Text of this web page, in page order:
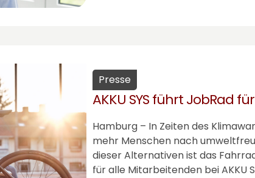
Presse
AKKU SYSführt JobRad
Hamburg – In Zeiten des
mehr Menschen nach
dieser Alternativen ist das
für alle Mitarbeitenden beiAKKU